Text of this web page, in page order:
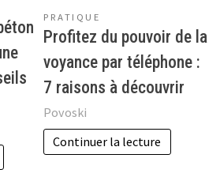
PRATIQUE
Profitez du pouvoir de la
voyance par téléphone :
7 raisons à découvrir
Povoski
Continuer la lecture